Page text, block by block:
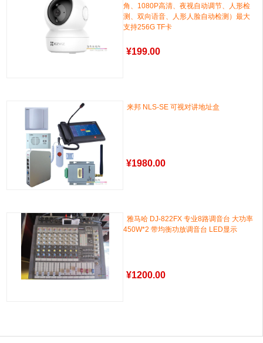
角、1080P高清、夜视自动调节、人形检
测、双向语音、人形人脸自动检测）最大
支持256G TF卡
¥199.00
来邦 NLS-SE 可视对讲地址盒
¥1980.00
雅马哈 DJ-822FX 专业8路调音台 大功率
450W*2 带均衡功放调音台 LED显示
¥1200.00